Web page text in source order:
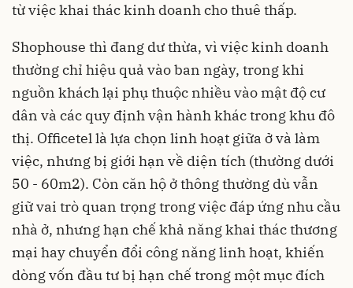
từ việc khai thác kinh doanh cho thuê thấp.
Shophouse thì đang dư thừa, vì việc kinh doanh
thường chỉ hiệu quả vào ban ngày, trong khi
nguồn khách lại phụ thuộc nhiều vào mật độ cư
dân và các quy định vận hành khác trong khu đô
thị. Officetel là lựa chọn linh hoạt giữa ở và làm
việc, nhưng bị giới hạn về diện tích (thường dưới
50 - 60m2). Còn căn hộ ở thông thường dù vẫn
giữ vai trò quan trọng trong việc đáp ứng nhu cầu
nhà ở, nhưng hạn chế khả năng khai thác thương
mại hay chuyển đổi công năng linh hoạt, khiến
dòng vốn đầu tư bị hạn chế trong một mục đích